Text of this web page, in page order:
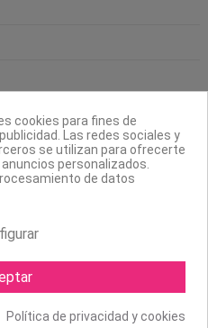
cookies para fines de
Las redes sociales y
se utilizan para ofrecerte
personalizados.
de datos
Política de privacidad y cookies